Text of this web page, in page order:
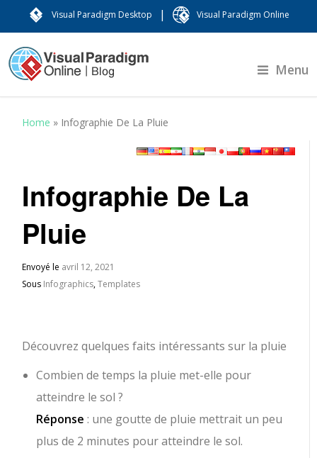
Visual Paradigm Desktop | Visual Paradigm Online
Menu
Home » Infographie De La Pluie
Infographie De La
Pluie
Envoyé le avril 12, 2021
Sous Infographics,Templates
Découvrez quelques faits intéressants sur la pluie
Combien de temps la pluie met-elle pour
atteindre le sol ?
Réponse : une goutte de pluie mettrait un peu
plus de 2 minutes pour atteindre le sol.